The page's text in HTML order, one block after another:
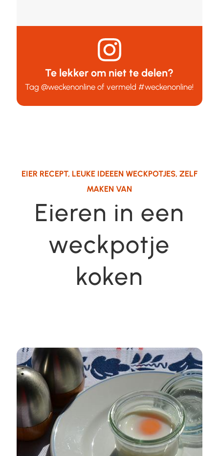
Te lekker om niet te delen?
Tag@weckenonline of vermeld#weckenonline!
EIER RECEPT, LEUKE IDEEEN WECKPOTJES, ZELF
MAKEN VAN
Eieren in een
weckpotje
koken